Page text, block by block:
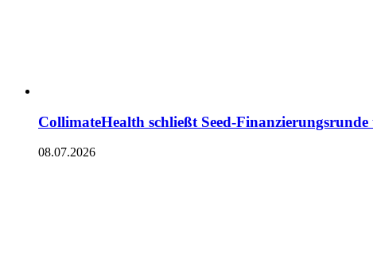
CollimateHealth schließt Seed-
08.07.2026